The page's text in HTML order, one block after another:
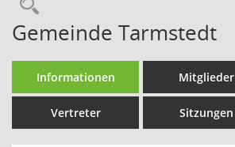
Gemeinde Tarmstedt
Informationen Mitglieder
Vertreter Sitzungen